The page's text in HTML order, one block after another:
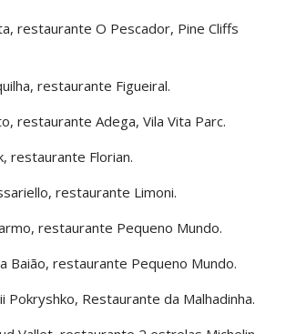
restaurante O Pescador, Pine Cliffs
restaurante Figueiral.
restaurante Adega, Vila Vita Parc.
restaurante Florian.
restaurante Limoni.
restaurante Pequeno Mundo.
Baião, restaurante Pequeno Mundo.
Pokryshko, Restaurante da Malhadinha.